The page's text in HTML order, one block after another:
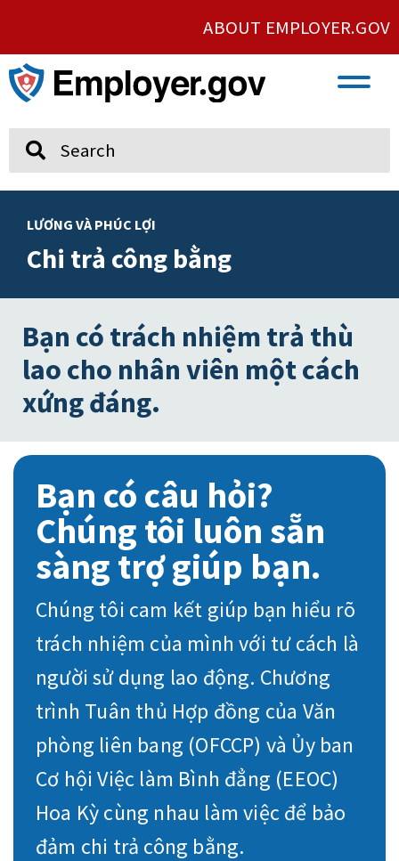
ABOUT EMPLOYER.GOV
LƯƠNG VÀ PHÚC LỢI
Chi trả công bằng
Bạn có trách nhiệm trả thù
lao cho nhân viên một cách
xứng đáng.
Bạn có câu hỏi?
Chúng tôi luôn sẵn
sàng trợ giúp bạn.
Chúng tôi cam kết giúp bạn hiểu rõ
trách nhiệm của mình với tư cách là
người sử dụng lao động. Chương
trình Tuân thủ Hợp đồng của Văn
phòng liên bang (OFCCP) và Ủy ban
Cơ hội Việc làm Bình đẳng (EEOC)
Hoa Kỳ cùng nhau làm việc để bảo
đảm chi trả công bằng.